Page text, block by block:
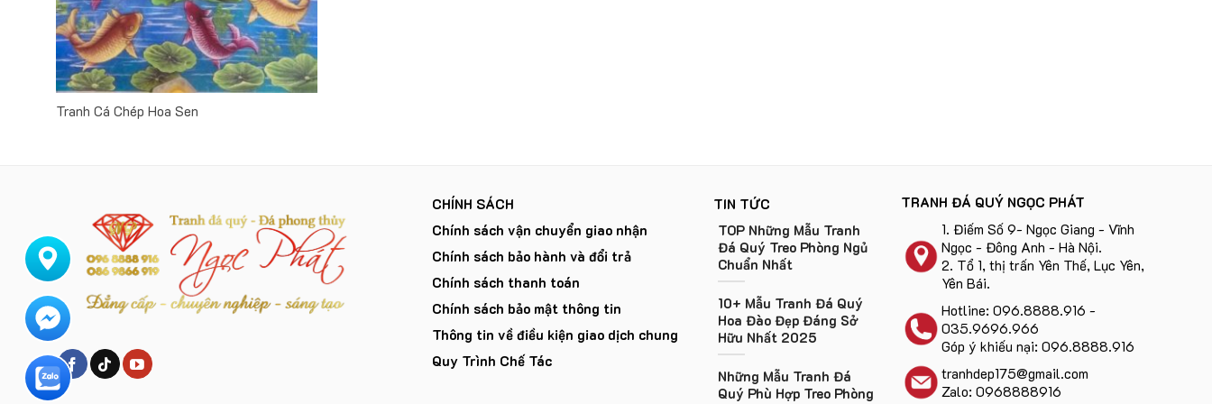
Tranh Cá Chép Hoa Sen
CHÍNH SÁCH
Chính sách vận chuyển giao nhận
Chính sách bảo hành và đổi trả
Chính sách thanh toán
Chính sách bảo mật thông tin
Thông tin về điều kiện giao dịch chung
Quy Trình Chế Tác
TIN TỨC
TOP Những Mẫu Tranh
Đá Quý Treo Phòng Ngủ
Chuẩn Nhất
10+ Mẫu Tranh Đá Quý
Hoa Đào Đẹp Đáng Sở
Hữu Nhất 2025
Những Mẫu Tranh Đá
Quý Phù Hợp Treo Phòng
TRANH ĐÁ QUÝ NGỌC PHÁT
1.Điếm Số 9- Ngọc Giang - Vĩnh
Ngọc - Đông Anh - Hà Nội.
2. Tổ 1, thị trấn Yên Thế, Lục Yên,
Yên Bái.
Hotline:096.8888.916 -
035.9696.966
Góp ý khiếu nại:096.8888.916
tranhdep175@gmail.com
Zalo: 0968888916